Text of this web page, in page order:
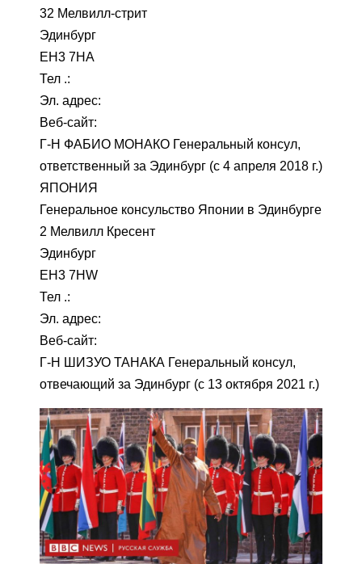
32 Мелвилл-стрит
Эдинбург
EH3 7HA
Тел .:
Эл. адрес:
Веб-сайт:
Г-Н ФАБИО МОНАКО Генеральный консул,
ответственный за Эдинбург (с 4 апреля 2018 г.)
ЯПОНИЯ
Генеральное консульство Японии в Эдинбурге
2 Мелвилл Кресент
Эдинбург
EH3 7HW
Тел .:
Эл. адрес:
Веб-сайт:
Г-Н ШИЗУО ТАНАКА Генеральный консул,
отвечающий за Эдинбург (с 13 октября 2021 г.)